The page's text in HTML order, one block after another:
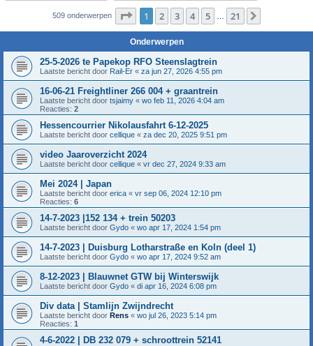
509 onderwerpen Pagina van 21
1 2 3 4 5 21
Onderwerpen
25-5-2026 te Papekop RFO Steenslagtrein
Laatste bericht door Rail-Er « za jun 27, 2026 4:55 pm
16-06-21 Freightliner 266 004 + graantrein
Laatste bericht door tsjaimy « wo feb 11, 2026 4:04 am
Reacties: 2
Hessencourrier Nikolausfahrt 6-12-2025
Laatste bericht door cellique « za dec 20, 2025 9:51 pm
video Jaaroverzicht 2024
Laatste bericht door cellique « vr dec 27, 2024 9:33 am
Mei 2024 | Japan
Laatste bericht door erica « vr sep 06, 2024 12:10 pm
Reacties: 6
14-7-2023 |152 134 + trein 50203
Laatste bericht door Gydo « wo apr 17, 2024 1:54 pm
14-7-2023 | Duisburg Lotharstraße en Koln (deel 1)
Laatste bericht door Gydo « wo apr 17, 2024 9:52 am
8-12-2023 | Blauwnet GTW bij Winterswijk
Laatste bericht door Gydo « di apr 16, 2024 6:08 pm
Div data | Stamlijn Zwijndrecht
Laatste bericht door Rens « wo jul 26, 2023 5:14 pm
Reacties: 1
4-6-2022 | DB 232 079 + schroottrein 52141